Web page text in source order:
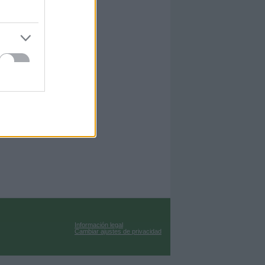
Información legal
Cambiar ajustes de privacidad